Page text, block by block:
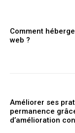
Comment
web ?
Améliorer ses
permanence
d’amélioration